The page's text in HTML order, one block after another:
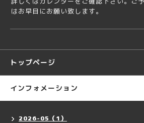
はお早目にお願い致します。
トップページ
インフォメーション
2026-05（1）